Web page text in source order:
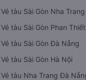
Vé tàu Sài Gòn Nha Trang
Vé tàu Sài Gòn Phan Thiết
Vé tàu Sài Gòn Đà Nẵng
Vé tàu Sài Gòn Hà Nội
Vé tàu Nha Trang Đà